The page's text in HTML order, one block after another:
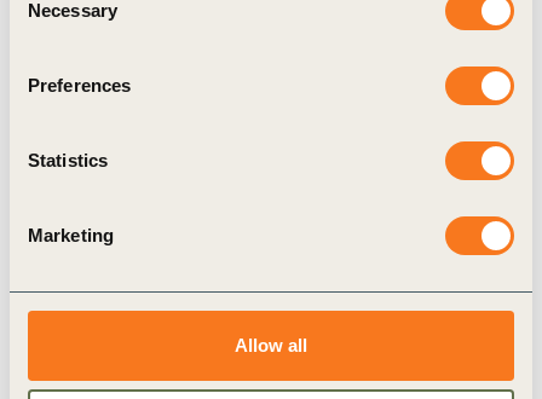
Selection
Necessary
Preferences
Statistics
Marketing
Allow all
Video
actions and shifts in mindsets needed for 9+ billion
people to live well, within planetary boundaries,